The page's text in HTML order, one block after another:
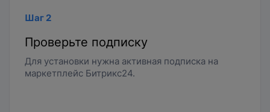
Шаг 2
Проверьте подписку
Для установки нужна активная подписка на
маркетплейс Битрикс24.